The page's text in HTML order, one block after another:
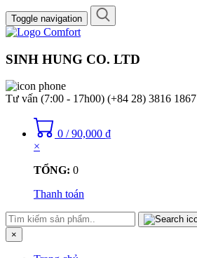
Toggle navigation
SINH HUNG CO. LTD
Tư vấn (7:00 - 17h00) (+84 28) 3816 1867
0 / 90,000 ₫
×
TỔNG: 0
Thanh toán
×